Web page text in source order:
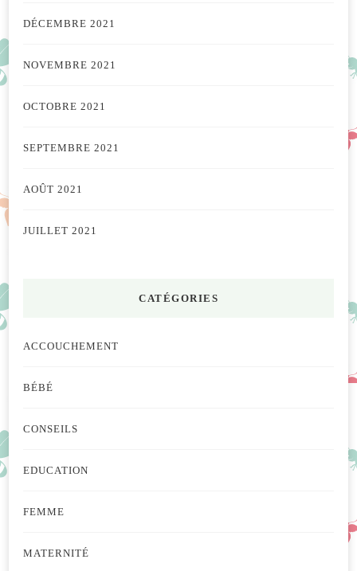
DÉCEMBRE 2021
NOVEMBRE 2021
OCTOBRE 2021
SEPTEMBRE 2021
AOÛT 2021
JUILLET 2021
CATÉGORIES
ACCOUCHEMENT
BÉBÉ
CONSEILS
EDUCATION
FEMME
MATERNITÉ